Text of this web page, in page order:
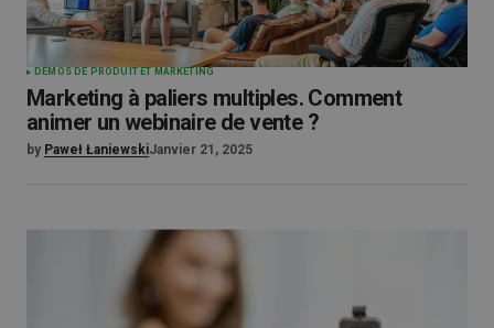
DÉMOS DE PRODUIT ET MARKETING
Marketing à paliers multiples. Comment
animer un webinaire de vente ?
by Paweł ŁaniewskiJanvier 21, 2025